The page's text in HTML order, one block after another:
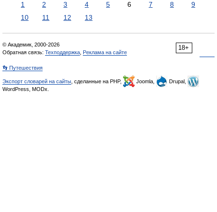
1 2 3 4 5 6 7 8
9
10
11 12 13
18+
© Академик, 2000-2026
Обратная связь: Техподдержка Реклама на сайте
👣 Путешествия
Экспорт словарей на сайты , сделанные на PHP, Joomla,
Drupal,
WordPress, MODx.